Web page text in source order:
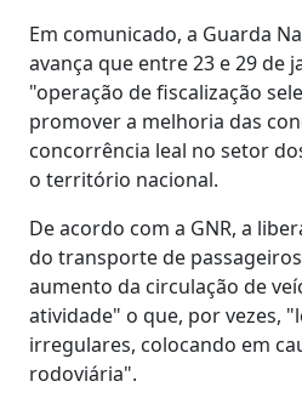
Em comunicado, a Guarda
avança que entre 23 e 29 de
"operação de fiscalização
promover a melhoria das
concorrência leal no setor
o território nacional.
De acordo com a GNR, a
do transporte de
aumento da circulação de
atividade" o que, por vezes,
irregulares, colocando em
rodoviária".